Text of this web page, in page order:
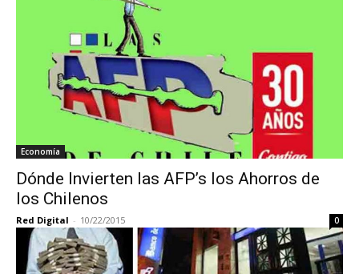
Economía
Dónde Invierten las AFP’s los Ahorros de
los Chilenos
Red Digital - 10/22/2015 0